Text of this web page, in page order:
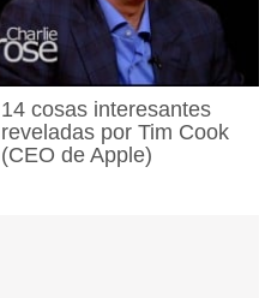
14 cosas interesantes
reveladas por Tim Cook
(CEO de Apple)